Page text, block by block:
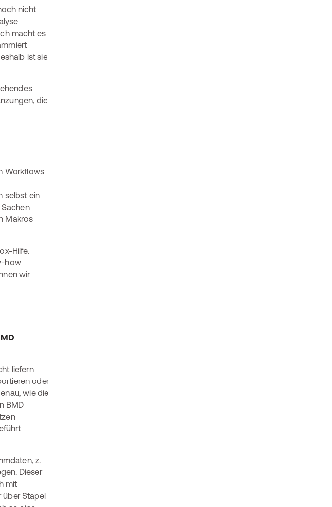
nicht
macht es
ist sie
die
Workflows
selbst ein
Makros
Hilfe.
how
wir
liefern
oder
wie die
BMD
z.
Dieser
mit
über Stapel